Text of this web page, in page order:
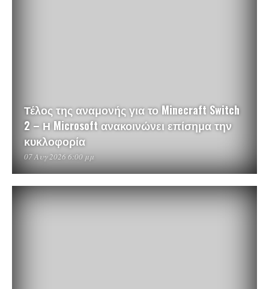
Τέλος της αναμονής για το Minecraft Switch
2 – Η Microsoft ανακοινώνει επίσημα την
κυκλοφορία
07 Αυγ 2026 6:00 μμ